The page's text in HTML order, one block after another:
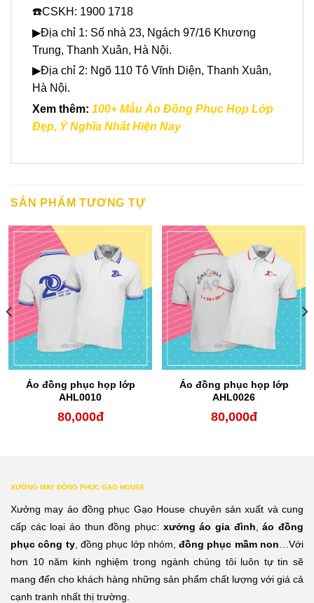
☎️CSKH: 1900 1718
▶Địa chỉ 1: Số nhà 23, Ngách 97/16 Khương
Trung, Thanh Xuân, Hà Nội.
▶Địa chỉ 2: Ngõ 110 Tô Vĩnh Diện, Thanh Xuân,
Hà Nội.
Xem thêm: 100+ Mẫu Áo Đồng Phục Họp Lớp
Đẹp, Ý Nghĩa Nhất Hiện Nay
SẢN PHẨM TƯƠNG TỰ
Áo đồng phục họp lớp
AHL0010
80,000đ
Áo đồng phục họp lớp
AHL0026
80,000đ
XƯỞNG MAY ĐỒNG PHỤC GẠO HOUSE
Xưởng may áo đồng phục Gạo House chuyên sản xuất và cung
cấp các loại áo thun đồng phục: xưởng áo gia đình ,áo đồng
phục công ty, đồng phục lớp nhóm,đồng phục mầm non …Với
hơn 10 năm kinh nghiệm trong ngành chúng tôi luôn tự tin sẽ
mang đến cho khách hàng những sản phẩm chất lượng với giá cả
cạnh tranh nhất thị trường.